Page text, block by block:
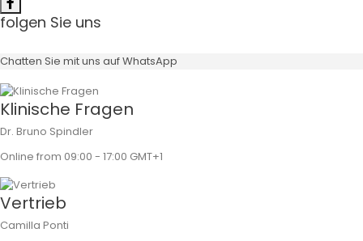
folgen Sie uns
Chatten Sie mit uns auf WhatsApp
Klinische Fragen
Dr. Bruno Spindler
Online from 09:00 - 17:00 GMT+1
Vertrieb
Camilla Ponti